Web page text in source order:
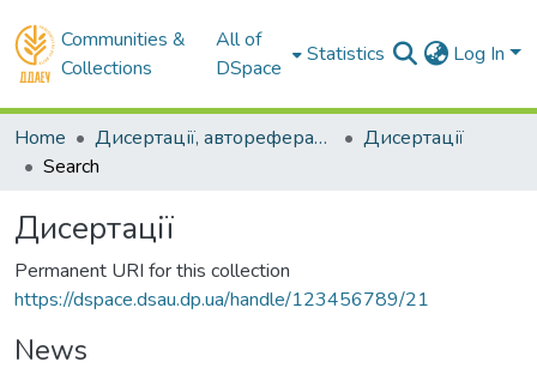
Communities &
Collections
All of
DSpace
Statistics Log In
Home Дисертації, автореферати, реферати
Дисертації
Search
Дисертації
Permanent URI for this collection
https://dspace.dsau.dp.ua/handle/123456789/21
News